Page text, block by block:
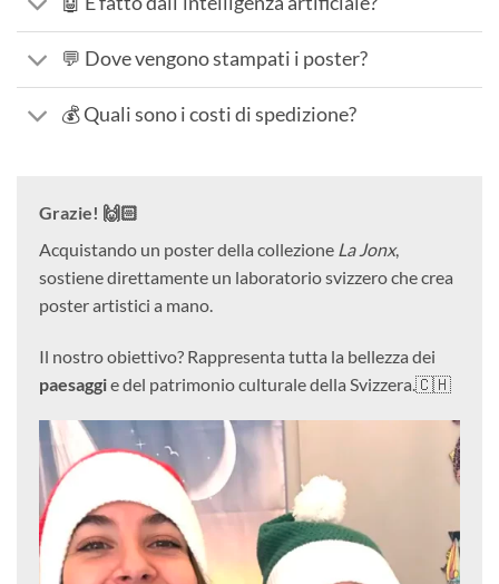
💬 Dove vengono stampati i poster?
💰 Quali sono i costi di spedizione?
Grazie! 🙌🏻
Acquistando un poster della collezione La Jonx,
sostiene direttamente un laboratorio svizzero che crea
poster artistici a mano.
Il nostro obiettivo? Rappresenta tutta la bellezza dei
paesaggie del patrimonio culturale della Svizzera.🇨🇭